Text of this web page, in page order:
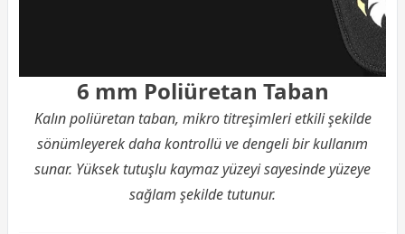
6 mm Poliüretan Taban
Kalın poliüretan taban, mikro titreşimleri etkili şekilde
sönümleyerek daha kontrollü ve dengeli bir kullanım
sunar. Yüksek tutuşlu kaymaz yüzeyi sayesinde yüzeye
sağlam şekilde tutunur.